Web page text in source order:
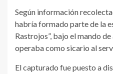
Según información
habría formado parte de la
Rastrojos”, bajo el mando de
operaba como sicario al
El capturado fue puesto a